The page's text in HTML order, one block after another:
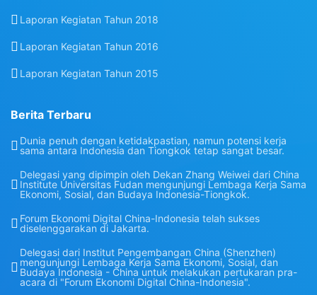
Laporan Kegiatan Tahun 2018
Laporan Kegiatan Tahun 2016
Laporan Kegiatan Tahun 2015
Berita Terbaru
Dunia penuh dengan ketidakpastian, namun potensi kerja
sama antara Indonesia dan Tiongkok tetap sangat besar.
Delegasi yang dipimpin oleh Dekan Zhang Weiwei dari China
Institute Universitas Fudan mengunjungi Lembaga Kerja Sama
Ekonomi, Sosial, dan Budaya Indonesia-Tiongkok.
Forum Ekonomi Digital China-Indonesia telah sukses
diselenggarakan di Jakarta.
Delegasi dari Institut Pengembangan China (Shenzhen)
mengunjungi Lembaga Kerja Sama Ekonomi, Sosial, dan
Budaya Indonesia - China untuk melakukan pertukaran pra-
acara di "Forum Ekonomi Digital China-Indonesia".